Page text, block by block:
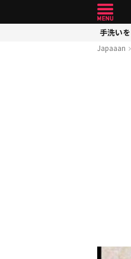
手洗い
Japaaan